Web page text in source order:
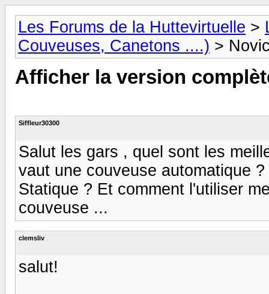
Les Forums de la Huttevirtuelle >
Couveuses, Canetons ....) >
Afficher la version
Siffleur30300
Salut les gars , quel sont les
vaut une couveuse automatique
Statique ? Et comment l'utiliser
couveuse ...
clemsliv
salut!